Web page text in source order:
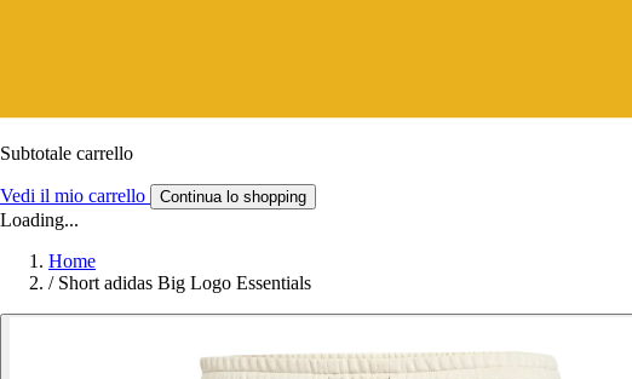
Subtotale carrello
Vedi il mio carrello Continua lo shopping
Loading...
Home
/ Short adidas Big Logo Essentials